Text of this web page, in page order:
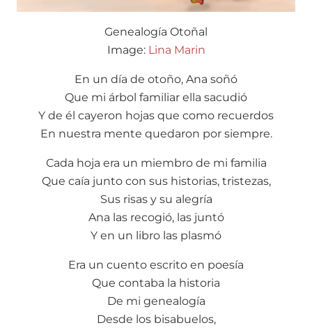
Genealogía Otoñal
Image: Lina Marin
En un día de otoño, Ana soñó
Que mi árbol familiar ella sacudió
Y de él cayeron hojas que como recuerdos
En nuestra mente quedaron por siempre.
Cada hoja era un miembro de mi familia
Que caía junto con sus historias, tristezas,
Sus risas y su alegría
Ana las recogió, las juntó
Y en un libro las plasmó
Era un cuento escrito en poesía
Que contaba la historia
De mi genealogía
Desde los bisabuelos,